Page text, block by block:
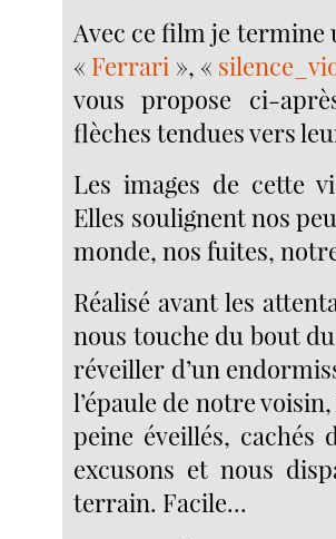
Avec ce film je
« Ferrari », «
vous propose ci-
flèches tendues vers
Les images de cette
Elles soulignent nos
monde, nos fuites,
Réalisé avant les
nous touche du bout
réveiller d’un
l’épaule de notre
peine éveillés,
excusons et nous
terrain. Facile...